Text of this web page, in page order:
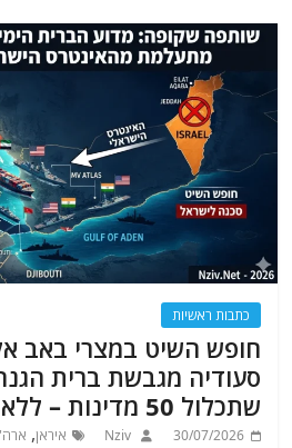
כתבות ראשיות
חופש השיט במצרי באב
סעודיה מגבשת ברית
שתכלול 50 מדינות – ללא הזמנת ישראל
30/07/2026
Nziv איראן,